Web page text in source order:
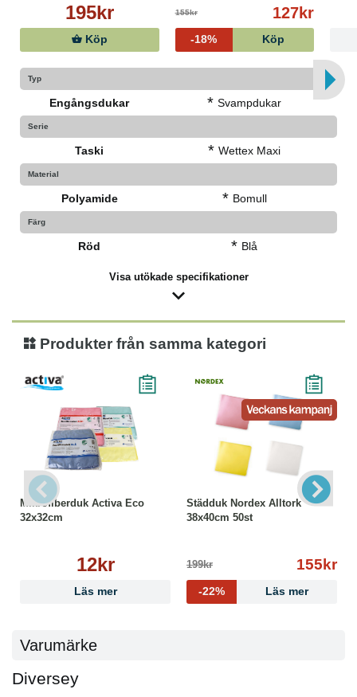
195kr
Köp
155kr 127kr
-18% Köp
Typ
Engångsdukar * Svampdukar
Serie
Taski * Wettex Maxi
Material
Polyamide * Bomull
Färg
Röd * Blå
Visa utökade specifikationer
Produkter från samma kategori
Mikrofiberduk Activa Eco
32x32cm
12kr
Läs mer
Städduk Nordex Alltork
38x40cm 50st
199kr 155kr
-22% Läs mer
Varumärke
Diversey